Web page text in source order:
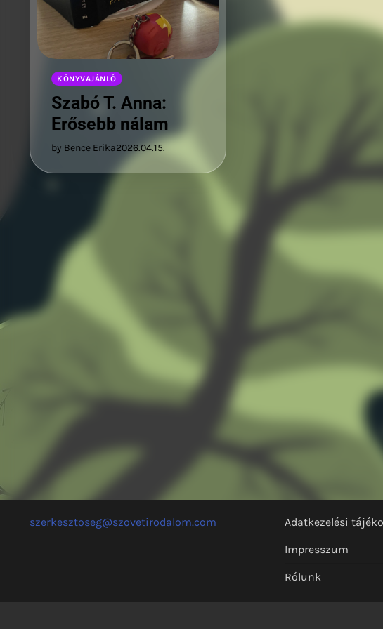
KÖNYVAJÁNLÓ
Szabó T. Anna:
Erősebb nálam
by Bence Erika2026.04.15.
szerkesztoseg@szovetirodalom.com Adatkezelési
Impresszum
Rólunk